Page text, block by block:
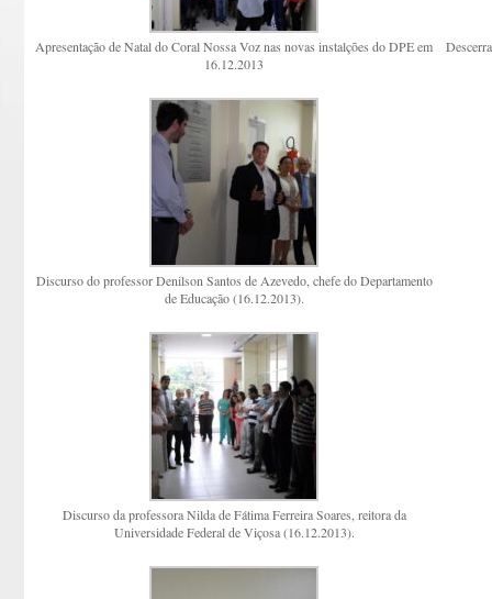
Apresentação de Natal do Coral Nossa Voz nas novas instalções do DPE em
16.12.2013
Discurso do professor Denilson Santos de Azevedo, chefe do Departamento
de Educação (16.12.2013).
Discurso da professora Nilda de Fátima Ferreira Soares, reitora da
Universidade Federal de Viçosa (16.12.2013).